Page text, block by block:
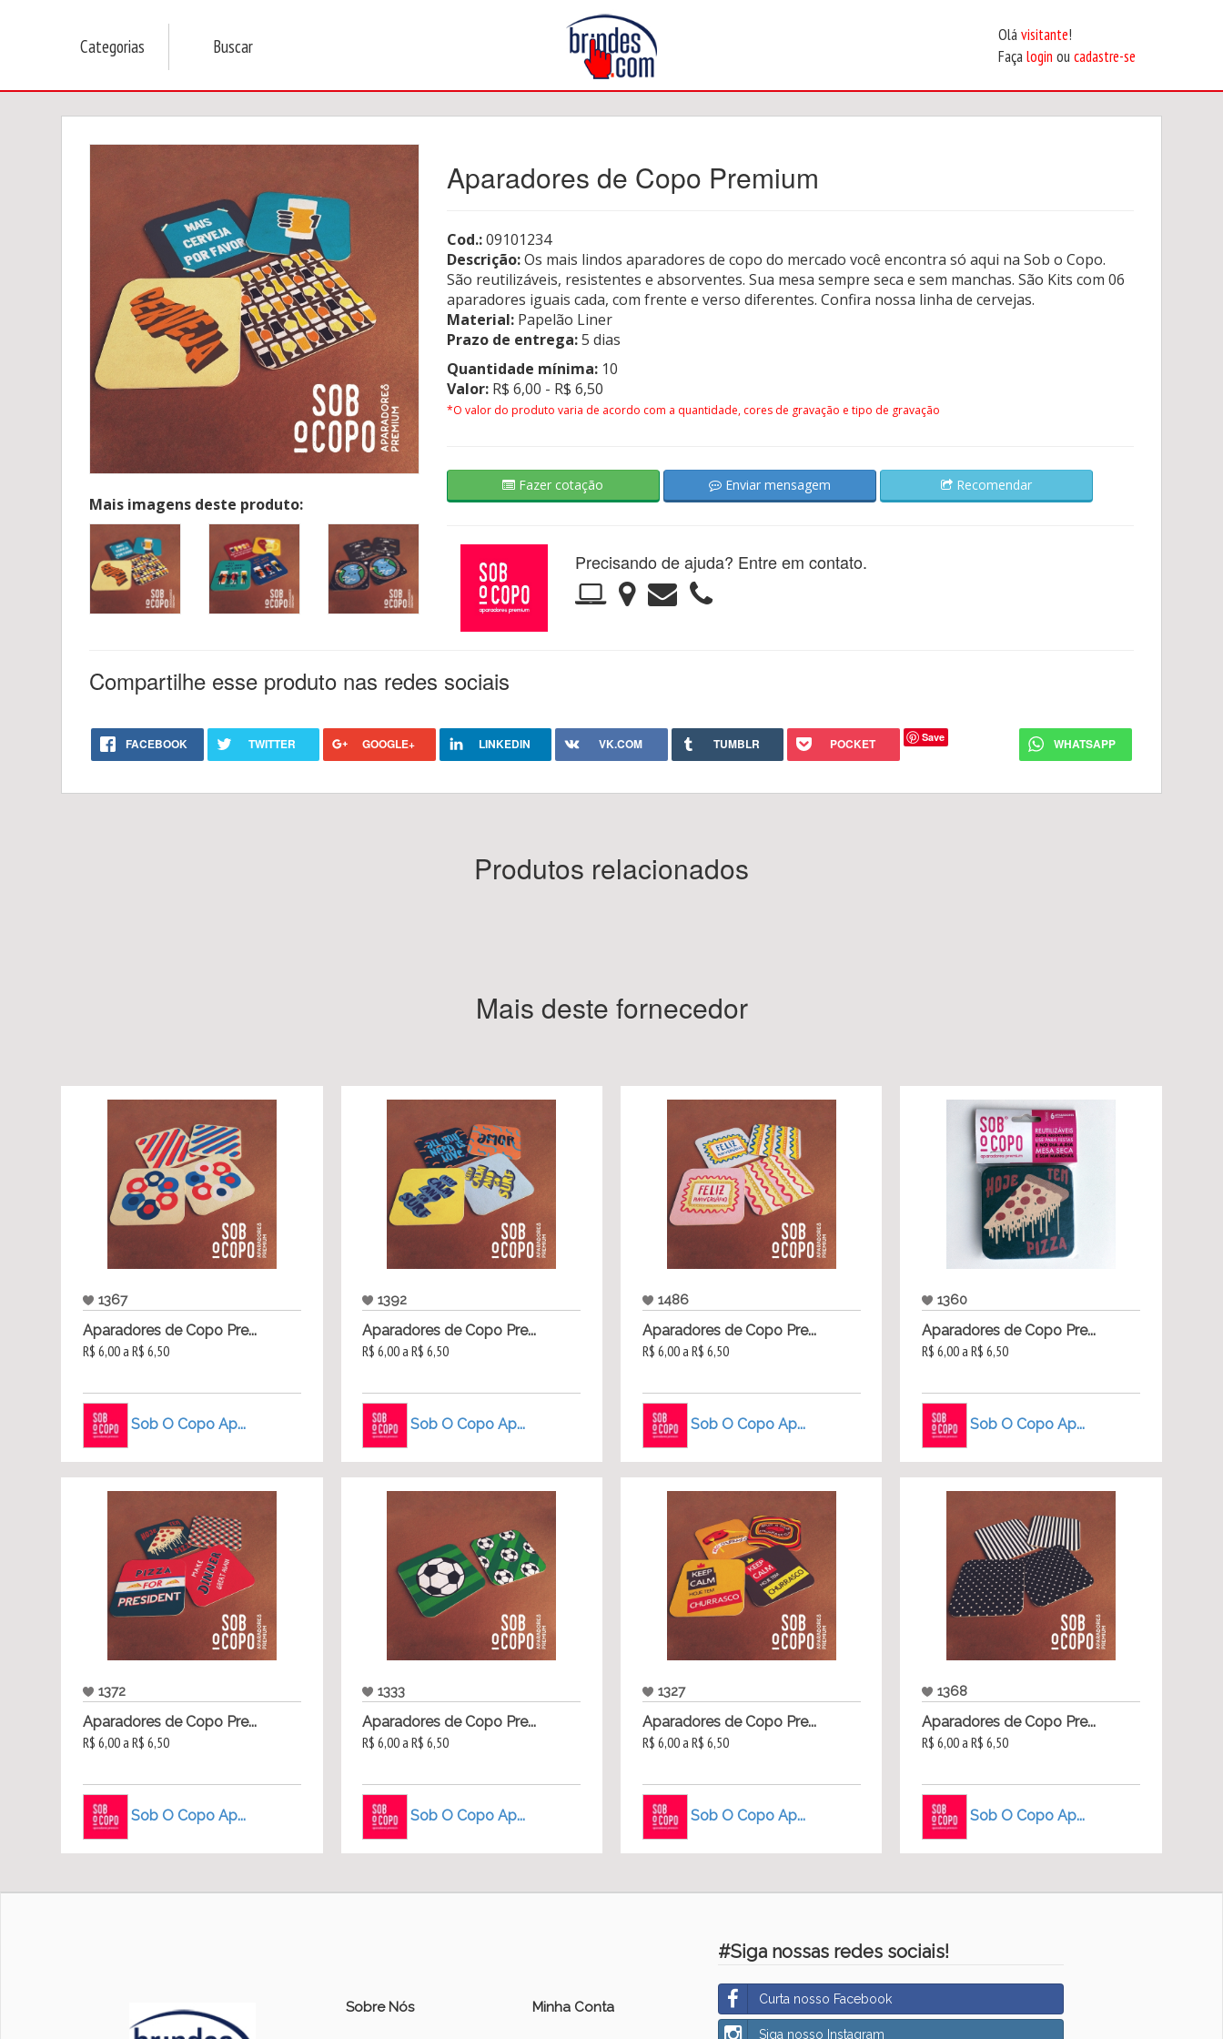
Categorias Buscar
Olávisitante!
Façalogin oucadastre-se
Mais imagens deste produto:
Aparadores de Copo Premium
Cod.:09101234
Descrição:Os mais lindos aparadores de copo do mercado você encontra só aqui na Sob o Copo.
São reutilizáveis, resistentes e absorventes. Sua mesa sempre seca e sem manchas. São Kits com 06
aparadores iguais cada, com frente e verso diferentes. Confira nossa linha de cervejas.
Material:Papelão Liner
Prazo de entrega:5 dias
Quantidade mínima:10
Valor:R$ 6,00 - R$ 6,50
*O valor do produto varia de acordo com a quantidade, cores de gravação e tipo de gravação
Fazer cotação Enviar mensagem Recomendar
Precisando de ajuda? Entre em contato.
Compartilhe esse produto nas redes sociais
FACEBOOK TWITTER GOOGLE+ LINKEDIN VK.COM TUMBLR POCKET Save WHATSAPP
Produtos relacionados
Mais deste fornecedor
1367
Aparadores de Copo Pre...
R$ 6,00 a R$ 6,50
Sob O Copo Ap...
1392
Aparadores de Copo Pre...
R$ 6,00 a R$ 6,50
Sob O Copo Ap...
1486
Aparadores de Copo Pre...
R$ 6,00 a R$ 6,50
Sob O Copo Ap...
1360
Aparadores de Copo Pre...
R$ 6,00 a R$ 6,50
Sob O Copo Ap...
1372
Aparadores de Copo Pre...
R$ 6,00 a R$ 6,50
Sob O Copo Ap...
1333
Aparadores de Copo Pre...
R$ 6,00 a R$ 6,50
Sob O Copo Ap...
1327
Aparadores de Copo Pre...
R$ 6,00 a R$ 6,50
Sob O Copo Ap...
1368
Aparadores de Copo Pre...
R$ 6,00 a R$ 6,50
Sob O Copo Ap...
Sobre Nós Minha Conta
#Siga nossas redes sociais!
Curta nosso Facebook
Siga nosso Instagram